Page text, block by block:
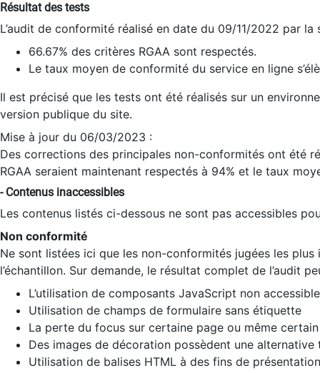
Résultat des tests
L’audit de conformité réalisé en date du 09/11/2022 par
66.67% des critères RGAA sont respectés.
Le taux moyen de conformité du service en ligne
Il est précisé que les tests ont été réalisés sur un
version publique du site.
Mise à jour du 06/03/2023 :
Des corrections des principales non-conformités ont été
RGAA seraient maintenant respectés à 94% et le taux
- Contenus inaccessibles
Les contenus listés ci-dessous ne sont pas accessibles
Non conformité
Ne sont listées ici que les non-conformités jugées les
l’échantillon. Sur demande, le résultat complet de l’audit
L’utilisation de composants JavaScript non
Utilisation de champs de formulaire sans étiquette
La perte du focus sur certaine page ou même
Des images de décoration possèdent une alternative
Utilisation de balises HTML à des fins de